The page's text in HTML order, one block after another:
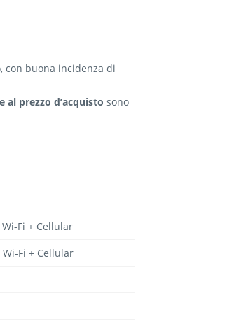
con buona incidenza di
al prezzo d’acquisto sono
Fi + Cellular
Fi + Cellular